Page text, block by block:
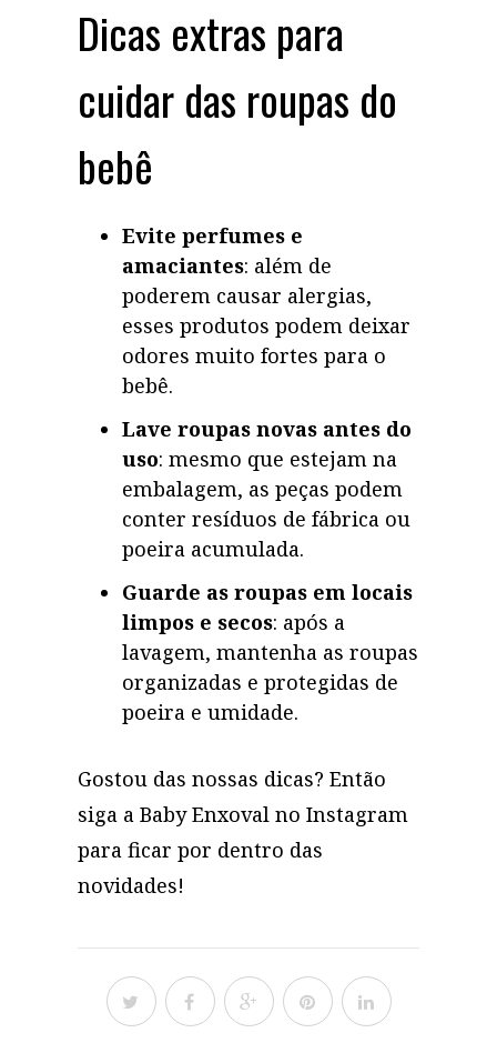
Dicas extras para
cuidar das roupas do
bebê
Evite perfumes e
amaciantes: além de
poderem causar alergias,
esses produtos podem deixar
odores muito fortes para o
bebê.
Lave roupas novas antes do
uso: mesmo que estejam na
embalagem, as peças podem
conter resíduos de fábrica ou
poeira acumulada.
Guarde as roupas em locais
limpos e secos: após a
lavagem, mantenha as roupas
organizadas e protegidas de
poeira e umidade.
Gostou das nossas dicas? Então
siga a Baby Enxoval no Instagram
para ficar por dentro das
novidades!